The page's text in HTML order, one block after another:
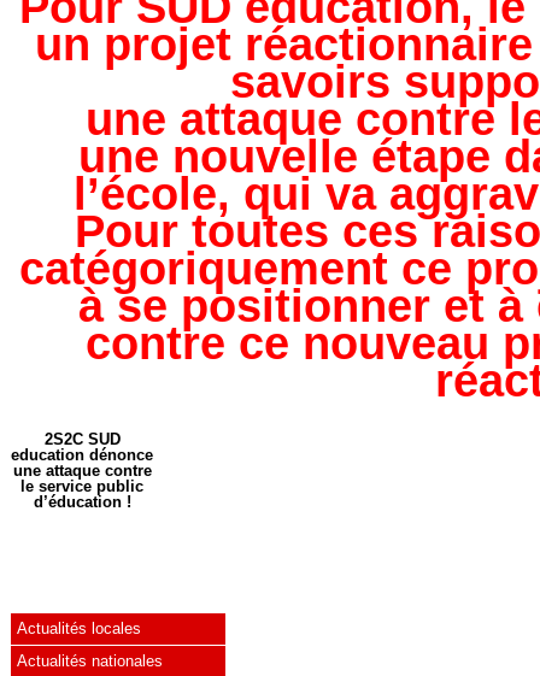
un projet
savoirs
une attaque contre
une nouvelle étape
l’école, qui va
Pour toutes ces
catégoriquement ce
à se positionner et
contre ce nouveau
2S2C SUD
education dénonce
une attaque contre
le service public
d’éducation !
Actualités locales
Actualités nationales